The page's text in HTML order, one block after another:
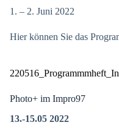
1. – 2. Juni 2022
Hier können Sie das
Photo+ im Impro97
13.-15.05 2022